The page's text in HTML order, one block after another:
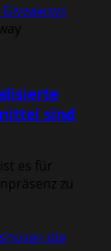
sind
es für
zu
die